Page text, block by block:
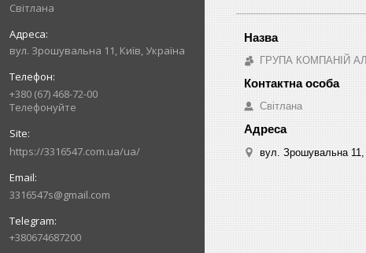
Світлана
вул. Зрошувальна 11, Київ, Україна
+380 (67) 468-72-00
Телефонуйте
https://3316547.com.ua/ua/
3316547s@gmail.com
+380674687200
ГРУПА КОМПАНІЙ
Світлана
вул. Зрошувальна 11,